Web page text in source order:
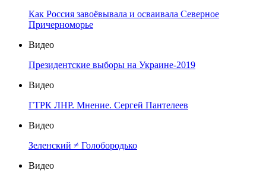
Как Россия завоёвывала и осваивала Северное
Причерноморье
Видео
Президентские выборы на Украине-2019
Видео
ГТРК ЛНР. Мнение. Сергей Пантелеев
Видео
Зеленский ≠ Голобородько
Видео